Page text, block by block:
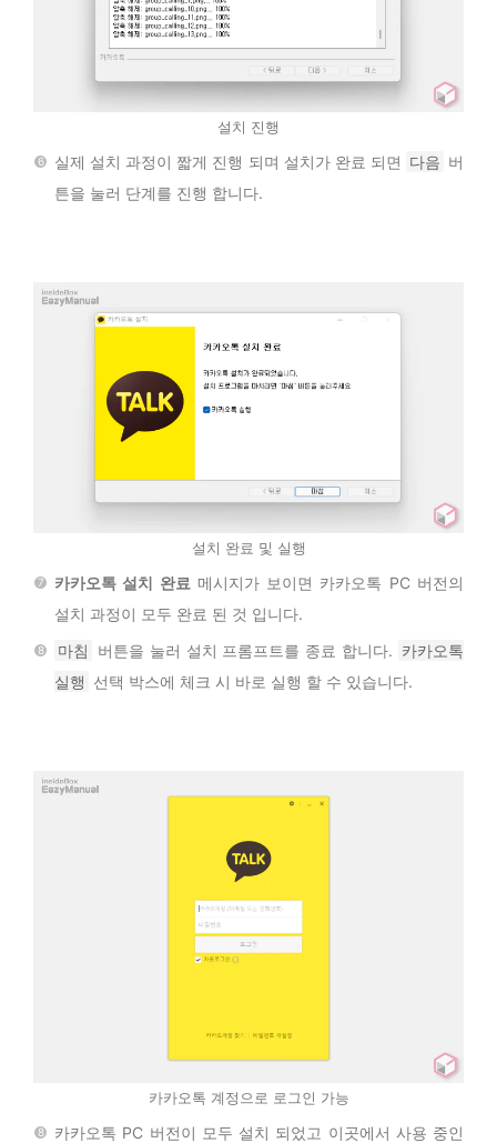
설치 진행
실제 설치 과정이 짧게 진행 되며 설치가 완료 되면 다음 버
튼을 눌러 단계를 진행 합니다.
설치 완료 및 실행
카카오톡 설치 완료 메시지가 보이면 카카오톡 PC 버전의
설치 과정이 모두 완료 된 것 입니다.
마침
버튼을 눌러 설치 프롬프트를 종료 합니다. 카카오톡
실행 선택 박스에 체크 시 바로 실행 할 수 있습니다.
카카오톡 계정으로 로그인 가능
카카오톡 PC 버전이 모두 설치 되었고 이곳에서 사용 중인